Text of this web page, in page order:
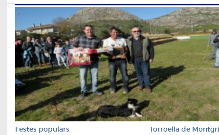
Festes populars Torroella de Montgrí